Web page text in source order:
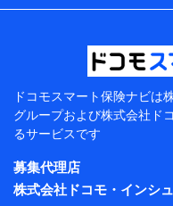
当該個人データを取り
東京都千代田区永田町
株式会社NTTドコモ
東京都中央区日本橋人
本橋ビル 3F
ドコモスマート保険ナビは
グループおよび株式会社ド
るサービスです
募集代理店
株式会社ドコモ・インシ